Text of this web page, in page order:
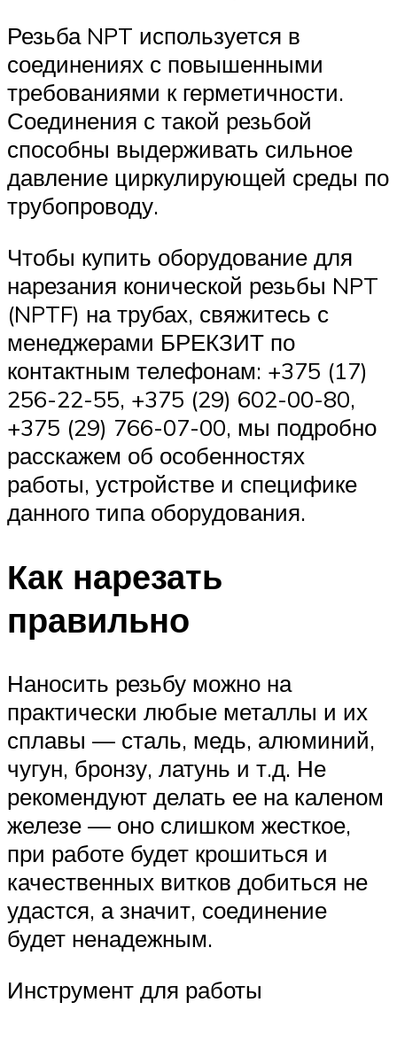
Резьба NPT используется в
соединениях с повышенными
требованиями к герметичности.
Соединения с такой резьбой
способны выдерживать сильное
давление циркулирующей среды по
трубопроводу.
Чтобы купить оборудование для
нарезания конической резьбы NPT
(NPTF) на трубах, свяжитесь с
менеджерами БРЕКЗИТ по
контактным телефонам: +375 (17)
256-22-55, +375 (29) 602-00-80,
+375 (29) 766-07-00, мы подробно
расскажем об особенностях
работы, устройстве и специфике
данного типа оборудования.
Как нарезать
правильно
Наносить резьбу можно на
практически любые металлы и их
сплавы — сталь, медь, алюминий,
чугун, бронзу, латунь и т.д. Не
рекомендуют делать ее на каленом
железе — оно слишком жесткое,
при работе будет крошиться и
качественных витков добиться не
удастся, а значит, соединение
будет ненадежным.
Инструмент для работы